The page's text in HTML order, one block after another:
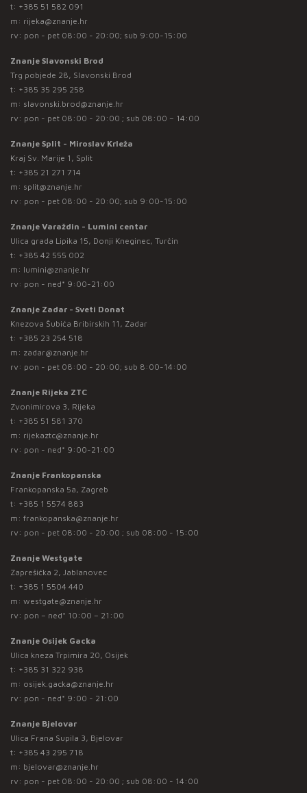
t: +385 51 582 091
m: rijeka@znanje.hr
rv: pon - pet 08:00 - 20:00; sub 9:00-15:00
Znanje Slavonski Brod
Trg pobjede 28, Slavonski Brod
t: +385 35 295 258
m: slavonski.brod@znanje.hr
rv: pon - pet 08:00 - 20:00 ; sub 08:00 – 14:00
Znanje Split - Miroslav Krleža
Kraj Sv. Marije 1, Split
t: +385 21 271 714
m: split@znanje.hr
rv: pon - pet 08:00 - 20:00; sub 9:00-15:00
Znanje Varaždin - Lumini centar
Ulica grada Lipika 15, Donji Kneginec, Turčin
t: +385 42 555 002
m: lumini@znanje.hr
rv: pon - ned* 9:00-21:00
Znanje Zadar - Sveti Donat
Knezova Šubića Bribirskih 11, Zadar
t: +385 23 254 518
m: zadar@znanje.hr
rv: pon - pet 08:00 - 20:00; sub 8:00-14:00
Znanje Rijeka ZTC
Zvonimirova 3, Rijeka
t: +385 51 581 370
m: rijekaztc@znanje.hr
rv: pon - ned* 9:00-21:00
Znanje Frankopanska
Frankopanska 5a, Zagreb
t: +385 1 5574 883
m: frankopanska@znanje.hr
rv: pon - pet 08:00 - 20:00 ; sub 08:00 - 15:00
Znanje Westgate
Zaprešićka 2, Jablanovec
t: +385 1 5504 440
m: westgate@znanje.hr
rv: pon – ned* 10:00 – 21:00
Znanje Osijek Gacka
Ulica kneza Trpimira 20, Osijek
t: +385 31 322 938
m: osijek.gacka@znanje.hr
rv: pon - ned* 9:00 - 21:00
Znanje Bjelovar
Ulica Frana Supila 3, Bjelovar
t: +385 43 295 718
m: bjelovar@znanje.hr
rv: pon - pet 08:00 - 20:00 ; sub 08:00 - 14:00